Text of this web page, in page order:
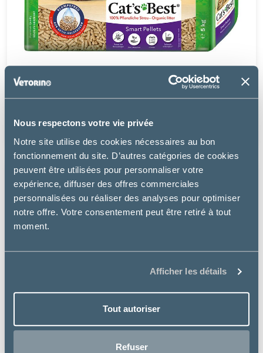
Nous respectons votre vie privée
Notre site utilise des cookies nécessaires au bon
fonctionnement du site. D’autres catégories de cookies
peuvent être utilisées pour personnaliser votre
expérience, diffuser des offres commerciales
personnalisées ou réaliser des analyses pour optimiser
notre offre. Votre consentement peut être retiré à tout
moment.
Afficher les détails
Tout autoriser
Refuser
à partir de
7.99€